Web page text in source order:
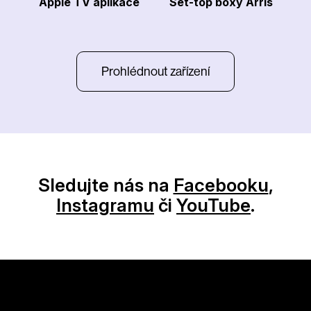
Prohlédnout zařízení
Sledujte nás na Facebooku,
Instagramu či YouTube.